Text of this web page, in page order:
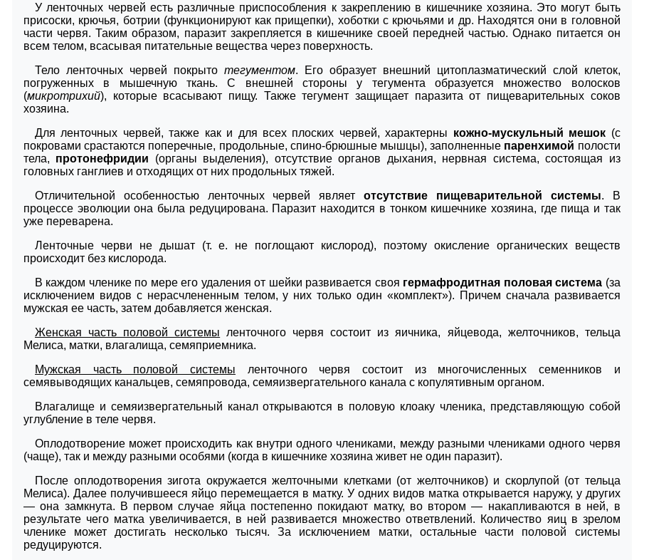
У ленточных червей есть различные приспособления к закреплению в кишечнике хозяина. Это могут быть
присоски, крючья, ботрии (функционируют как прищепки), хоботки с крючьями и др. Находятся они в головной
части червя. Таким образом, паразит закрепляется в кишечнике своей передней частью. Однако питается он
всем телом, всасывая питательные вещества через поверхность.
Тело ленточных червей покрыто тегументом. Его образует внешний цитоплазматический слой клеток,
погруженных в мышечную ткань. С внешней стороны у тегумента образуется множество волосков
(микротрихий), которые всасывают пищу. Также тегумент защищает паразита от пищеварительных соков
хозяина.
Для ленточных червей, также как и для всех плоских червей, характерны кожно-мускульный мешок (с
покровами срастаются поперечные, продольные, спино-брюшные мышцы), заполненные паренхимой полости
тела, протонефридии (органы выделения), отсутствие органов дыхания, нервная система, состоящая из
головных ганглиев и отходящих от них продольных тяжей.
Отличительной особенностью ленточных червей являетотсутствие пищеварительной системы. В
процессе эволюции она была редуцирована. Паразит находится в тонком кишечнике хозяина, где пища и так
уже переварена.
Ленточные черви не дышат (т. е. не поглощают кислород), поэтому окисление органических веществ
происходит без кислорода.
В каждом членике по мере его удаления от шейки развивается своя гермафродитная половая система (за
исключением видов с нерасчлененным телом, у них только один «комплект»). Причем сначала развивается
мужская ее часть, затем добавляется женская.
Женская часть половой системы ленточного червя состоит из яичника, яйцевода, желточников, тельца
Мелиса, матки, влагалища, семяприемника.
Мужская часть половой системы ленточного червя состоит из многочисленных семенников и
семявыводящих канальцев, семяпровода, семяизвергательного канала с копулятивным органом.
Влагалище и семяизвергательный канал открываются в половую клоаку членика, представляющую собой
углубление в теле червя.
Оплодотворение может происходить как внутри одного члениками, между разными члениками одного червя
(чаще), так и между разными особями (когда в кишечнике хозяина живет не один паразит).
После оплодотворения зигота окружается желточными клетками (от желточников) и скорлупой (от тельца
Мелиса). Далее получившееся яйцо перемещается в матку. У одних видов матка открывается наружу, у других
— она замкнута. В первом случае яйца постепенно покидают матку, во втором — накапливаются в ней, в
результате чего матка увеличивается, в ней развивается множество ответвлений. Количество яиц в зрелом
членике может достигать несколько тысяч. За исключением матки, остальные части половой системы
редуцируются.